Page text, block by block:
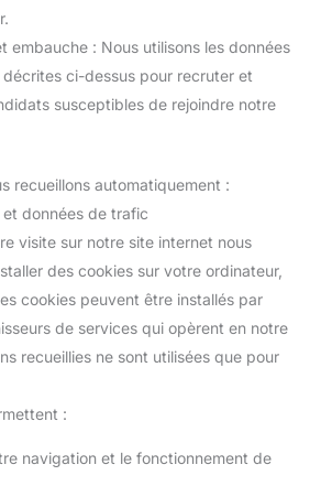
embauche : Nous utilisons les données
ci-dessus pour recruter et
susceptibles de rejoindre notre
recueillons automatiquement :
données de trafic
visite sur notre site internet nous
des cookies sur votre ordinateur,
cookies peuvent être installés par
de services qui opèrent en notre
recueillies ne sont utilisées que pour
:
navigation et le fonctionnement de